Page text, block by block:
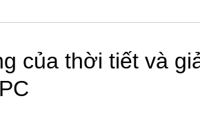
của thời tiết và